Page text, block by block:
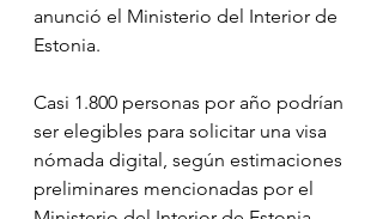
anunció el Ministerio del Interior de
Estonia.
Casi 1.800 personas por año podrían
ser elegibles para solicitar una visa
nómada digital, según estimaciones
preliminares mencionadas por el